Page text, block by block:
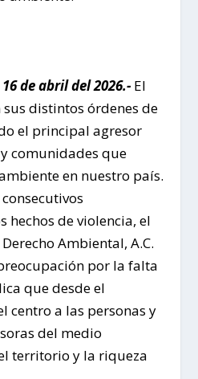
de abril del 2026.- El
distintos órdenes de
el principal agresor
comunidades que
en nuestro país.
hechos de violencia, el
Ambiental, A.C.
por la falta
que desde el
centro a las personas y
del medio
territorio y la riqueza